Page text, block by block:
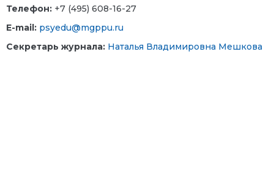
Телефон: +7 (495) 608-16-27
E-mail: psyedu@mgppu.ru
Секретарь журнала: Наталья Владимировна Мешкова